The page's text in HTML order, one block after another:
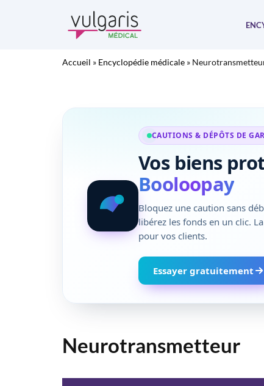
Accueil » Encyclopédie médicale »
CAUTIONS & DÉPÔTS DE
Vos biens
Booloopay
Bloquez une caution sans
libérez les fonds en un clic.
pour vos clients.
Essayer gratuitement
Neurotransmetteur